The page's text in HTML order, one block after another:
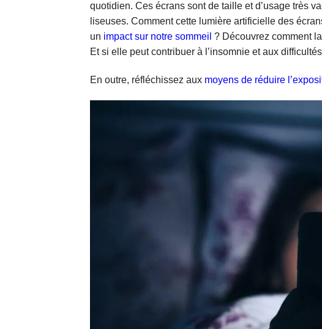
quotidien. Ces écrans sont de taille et d’usage très
liseuses. Comment cette lumière artificielle des
un impact sur notre sommeil ? Découvrez comment
Et si elle peut contribuer à l’insomnie et aux
En outre, réfléchissez aux moyens de réduire